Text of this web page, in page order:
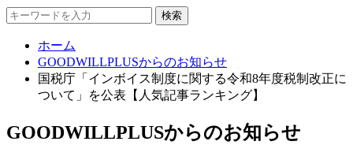
検索
ホーム
GOODWILLPLUSからのお知らせ
国税庁「インボイス制度に関する令和8年度税制改正に
ついて」を公表【人気記事ランキング】
GOODWILLPLUSからのお知らせ